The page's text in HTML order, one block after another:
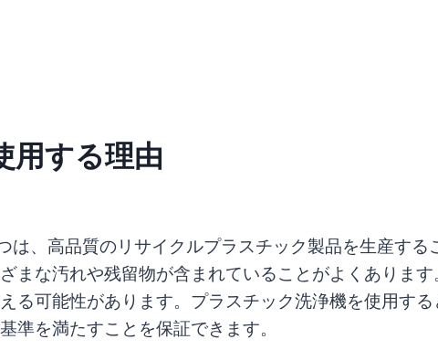
用する理由
は、高品質のリサイクルプラスチック製品を生産す
まな汚れや残留物が含まれていることがよくありま
る可能性があります。プラスチック洗浄機を使用す
準を満たすことを保証できます。